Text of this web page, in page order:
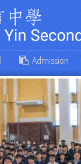
Admission